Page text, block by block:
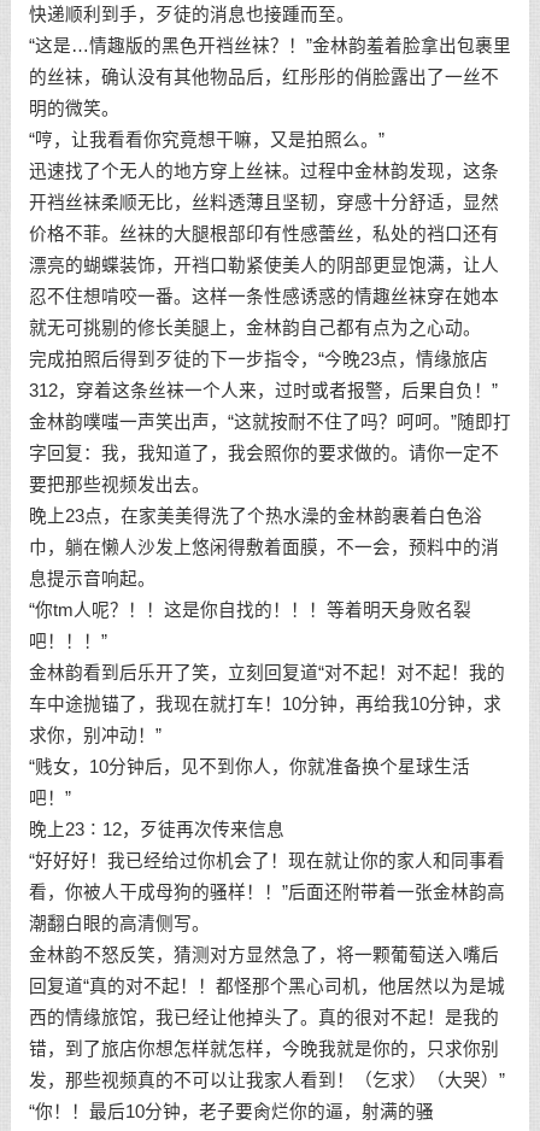
快递顺利到手，歹徒的消息也接踵而至。
“这是…情趣版的黑色开裆丝袜？！”金林韵羞着脸拿出包裹里
的丝袜，确认没有其他物品后，红彤彤的俏脸露出了一丝不
明的微笑。
“哼，让我看看你究竟想干嘛，又是拍照么。”
迅速找了个无人的地方穿上丝袜。过程中金林韵发现，这条
开裆丝袜柔顺无比，丝料透薄且坚韧，穿感十分舒适，显然
价格不菲。丝袜的大腿根部印有性感蕾丝，私处的裆口还有
漂亮的蝴蝶装饰，开裆口勒紧使美人的阴部更显饱满，让人
忍不住想啃咬一番。这样一条性感诱惑的情趣丝袜穿在她本
就无可挑剔的修长美腿上，金林韵自己都有点为之心动。
完成拍照后得到歹徒的下一步指令，“今晚23点，情缘旅店
312，穿着这条丝袜一个人来，过时或者报警，后果自负！”
金林韵噗嗤一声笑出声，“这就按耐不住了吗？呵呵。”随即打
字回复：我，我知道了，我会照你的要求做的。请你一定不
要把那些视频发出去。
晚上23点，在家美美得洗了个热水澡的金林韵裹着白色浴
巾，躺在懒人沙发上悠闲得敷着面膜，不一会，预料中的消
息提示音响起。
“你tm人呢？！！这是你自找的！！！等着明天身败名裂
吧！！！”
金林韵看到后乐开了笑，立刻回复道“对不起！对不起！我的
车中途抛锚了，我现在就打车！10分钟，再给我10分钟，求
求你，别冲动！”
“贱女，10分钟后，见不到你人，你就准备换个星球生活
吧！”
晚上23∶12，歹徒再次传来信息
“好好好！我已经给过你机会了！现在就让你的家人和同事看
看，你被人干成母狗的骚样！！”后面还附带着一张金林韵高
潮翻白眼的高清侧写。
金林韵不怒反笑，猜测对方显然急了，将一颗葡萄送入嘴后
回复道“真的对不起！！都怪那个黑心司机，他居然以为是城
西的情缘旅馆，我已经让他掉头了。真的很对不起！是我的
错，到了旅店你想怎样就怎样，今晚我就是你的，只求你别
发，那些视频真的不可以让我家人看到！（乞求）（大哭）”
“你！！最后10分钟，老子要肏烂你的逼，射满的骚